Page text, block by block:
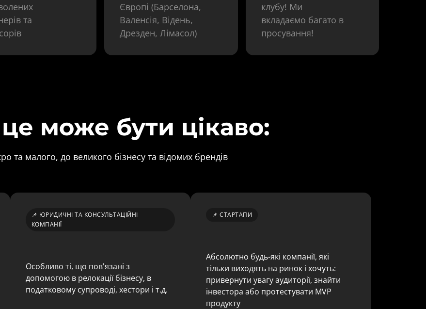
та
Європі (Барселона,
Валенсія, Відень,
Дрезден, Лімасол)
клубу! Ми
вкладаємо багато в
просування!
може бути цікаво:
та малого, до великого бізнесу та відомих брендів
📌 ЮРИДИЧНІ ТА КОНСУЛЬТАЦІЙНІ
КОМПАНІЇ
Особливо ті, що пов'язані з
допомогою в релокації бізнесу, в
податковому супроводі, хестори і т.д.
📌 СТАРТАПИ
Абсолютно будь-які компанії, які
тільки виходять на ринок і хочуть:
привернути увагу аудиторії, знайти
інвестора або протестувати MVP
продукту